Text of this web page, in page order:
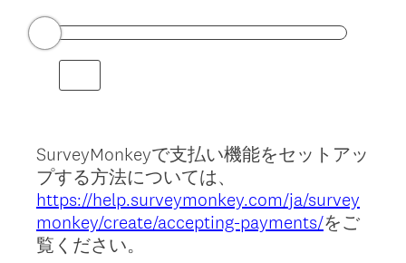
SurveyMonkeyで支払い機能をセットアッ
プする方法については、
https://help.surveymonkey.com/ja/survey
monkey/create/accepting-payments/をご
覧ください。